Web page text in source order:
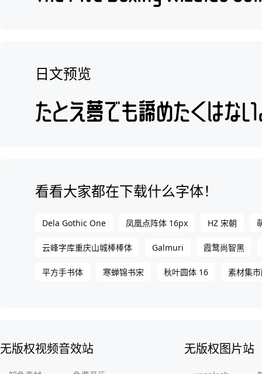
日文预览
看看大家都在下载什么字体！
Dela Gothic One 凤凰点阵体 16px HZ 宋朝
云峰字库重庆山城棒棒体 Galmuri 霞鹜尚智黑
平方手书体 寒蝉锦书宋 秋叶圆体 16 素材集
无版权视频音效站 无版权图片站